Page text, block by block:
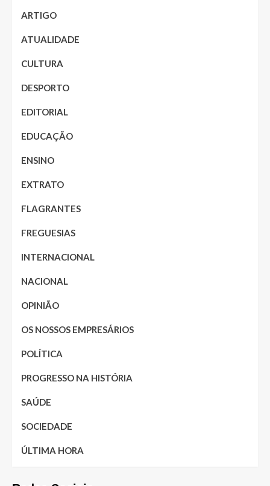
ARTIGO
ATUALIDADE
CULTURA
DESPORTO
EDITORIAL
EDUCAÇÃO
ENSINO
EXTRATO
FLAGRANTES
FREGUESIAS
INTERNACIONAL
NACIONAL
OPINIÃO
OS NOSSOS EMPRESÁRIOS
POLÍTICA
PROGRESSO NA HISTÓRIA
SAÚDE
SOCIEDADE
ÚLTIMA HORA